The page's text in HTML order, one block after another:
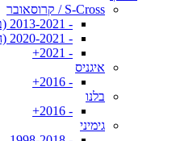
S-Cross / קרוסאובר
- 2013-2021 (בנזין)
- 2020-2021 (הייבריד)
- 2021+
איגניס
- 2016+
בלנו
- 2016+
גימיני